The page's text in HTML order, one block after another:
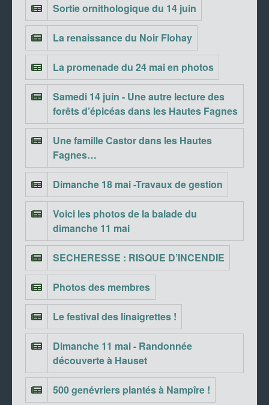
Sortie ornithologique du 14 juin
La renaissance du Noir Flohay
La promenade du 24 mai en photos
Samedi 14 juin - Une autre lecture des
forêts d’épicéas dans les Hautes Fagnes
Une famille Castor dans les Hautes
Fagnes…
Dimanche 18 mai -Travaux de gestion
Voici les photos de la balade du
dimanche 11 mai
SECHERESSE : RISQUE D’INCENDIE
Photos des membres
Le festival des linaigrettes !
Dimanche 11 mai - Randonnée
découverte à Hauset
500 genévriers plantés à Nampîre !